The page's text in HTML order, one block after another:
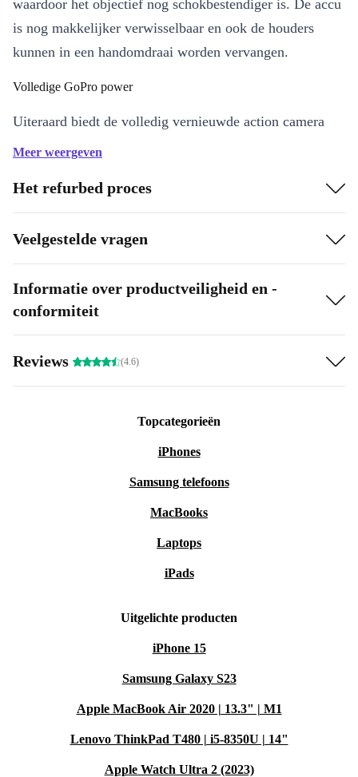
waardoor het objectief nog schokbestendiger is. De accu
is nog makkelijker verwisselbaar en ook de houders
kunnen in een handomdraai worden vervangen.
Volledige GoPro power
Uiteraard biedt de volledig vernieuwde action camera
alle functies die je van GoPro gewend bent. Vloeiende
’s nachts!), gezichtsveldcontrole, live streaming en nog
veel meer.
Goed voor jou, goed voor het milieu
De refurbished™ GoPro Hero8 Action Cam komt
volledig vernieuwd naar je toe en is daarom als nieuw,
maar eigenlijk nog beter dan een nieuw apparaat - je
beschermt immers het milieu en bespaart tegelijkertijd
geld! Zoals je van ons gewend bent, krijg je deze camera
onze uitstekende refurbished™-klantenservice.
Meer weergeven
Het refurbed proces
Veelgestelde vragen
Informatie over productveiligheid en -
conformiteit
Reviews (4.6)
Topcategorieën
iPhones
Samsung telefoons
MacBooks
Laptops
iPads
Uitgelichte producten
iPhone 15
Samsung Galaxy S23
Apple MacBook Air 2020 | 13.3" | M1
Lenovo ThinkPad T480 | i5-8350U | 14"
Apple Watch Ultra 2 (2023)